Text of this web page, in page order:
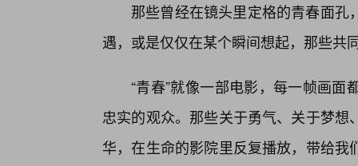
那些曾经在镜头里定格的青春面
遇，或是仅仅在某个瞬间想起，那些共
“青春”就像一部电影，每一帧画
忠实的观众。那些关于勇气、关于梦
华，在生命的影院里反复播放，带给